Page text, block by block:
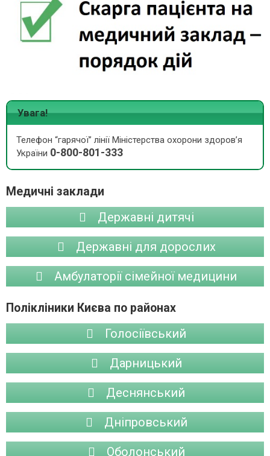
Увага!
Телефон “гарячої” лінії Міністерства охорони здоров’я
України 0-800-801-333
Медичні заклади
Державні дитячі
Державні для дорослих
Амбулаторії сімейної медицини
Полікліники Києва по районах
Голосіївський
Дарницький
Деснянський
Дніпровський
Оболонський